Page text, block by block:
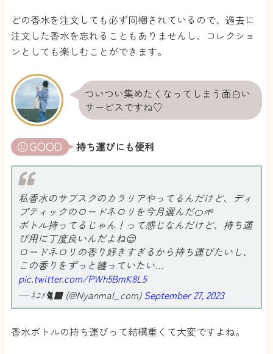
どの香水を注文しても必ず同梱されているので、過去に
注文した香水を忘れることもありませんし、コレクショ
ンとしても楽しむことができます。
ついつい集めたくなってしまう面白い
サービスですね♡
持ち運びにも便利
私香水のサブスクのカラリアやってるんだけど、ディ
プティックのロードネロリを今月選んだ🍊🌱
ボトル持ってるじゃん！って感じなんだけど、持ち運
び用に丁度良いんだよね😌
ロードネロリの香り好きすぎるから持ち運びたいし、
この香りをずっと纏っていたい…
pic.twitter.com/PWh5BmK8L5
— ﾈｺﾒ🐈‍⬛ (@Nyanmal_com)September 27, 2023
香水ボトルの持ち運びって結構重くて大変ですよね。